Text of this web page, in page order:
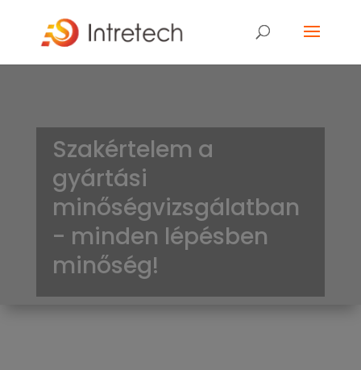
Szakértelem a
gyártási
minőségvizsgálatban
- minden lépésben
minőség!